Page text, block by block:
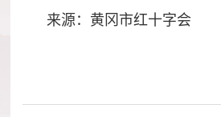
来源：黄冈市红十字会